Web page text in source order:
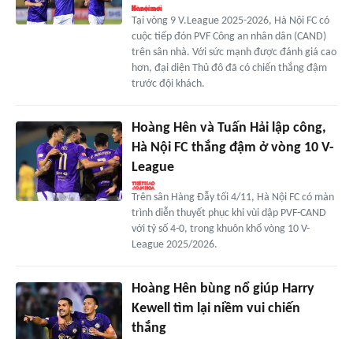
Tại vòng 9 V.League 2025-2026, Hà Nội FC có
cuộc tiếp đón PVF Công an nhân dân (CAND)
trên sân nhà. Với sức mạnh được đánh giá cao
hơn, đại diện Thủ đô đã có chiến thắng đậm
trước đội khách.
Hoàng Hên và Tuấn Hải lập công,
Hà Nội FC thắng đậm ở vòng 10 V-
League
Trên sân Hàng Đẫy tối 4/11, Hà Nội FC có màn
trình diễn thuyết phục khi vùi dập PVF-CAND
với tỷ số 4-0, trong khuôn khổ vòng 10 V-
League 2025/2026.
Hoàng Hên bùng nổ giúp Harry
Kewell tìm lại niềm vui chiến
thắng